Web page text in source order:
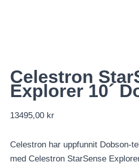
Celestron
Explorer 10´
13495,00 kr
Celestron har uppfunnit Dobson-
med Celestron StarSense